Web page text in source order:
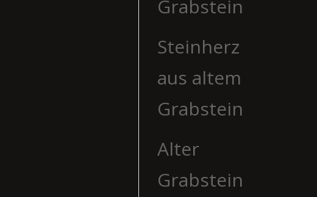
Grabstein
Steinherz
aus altem
Grabstein
Alter
Grabstein